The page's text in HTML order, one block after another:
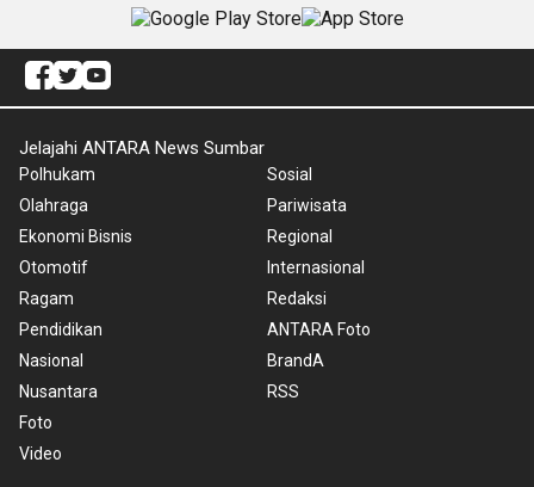
Jelajahi ANTARA News Sumbar
Polhukam
Olahraga
Ekonomi Bisnis
Otomotif
Ragam
Pendidikan
Nasional
Nusantara
Foto
Video
Sosial
Pariwisata
Regional
Internasional
Redaksi
ANTARA Foto
BrandA
RSS